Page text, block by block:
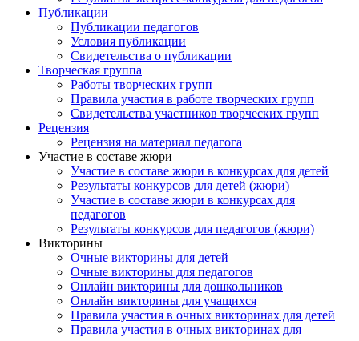
Подать заявку
Публикации
Публикации педагогов
Условия публикации
Свидетельства о публикации
Творческая группа
Работы творческих групп
Правила участия в работе творческих групп
Свидетельства участников творческих групп
Рецензия
Рецензия на материал педагога
Участие в составе жюри
Участие в составе жюри в конкурсах для детей
Результаты конкурсов для детей (жюри)
Участие в составе жюри в конкурсах для
педагогов
Результаты конкурсов для педагогов (жюри)
Викторины
Очные викторины для детей
Очные викторины для педагогов
Онлайн викторины для дошкольников
Онлайн викторины для учащихся
Правила участия в очных викторинах для детей
Правила участия в очных викторинах для
Имя
Организация